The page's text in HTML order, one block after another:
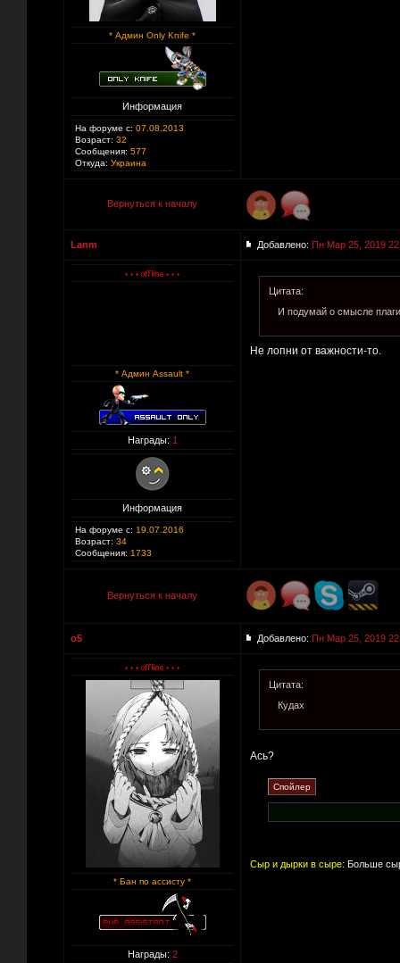
* Админ Only Knife *
Информация
На форуме с: 07.08.2013
Возраст: 32
Сообщения: 577
Откуда: Украина
Вернуться к началу
Lanm Добавлено: Пн Мар 25, 2019
* Админ Assault *
Награды: 1
Информация
На форуме с: 19.07.2016
Возраст: 34
Сообщения: 1733
Цитата:
И подумай о смысле
Не лопни от важности-то.
Вернуться к началу
o5 Добавлено: Пн Мар 25, 2019
* Бан по ассисту *
Награды: 2
Цитата:
Кудах
Ась?
Сыр и дырки в сыре: Больше